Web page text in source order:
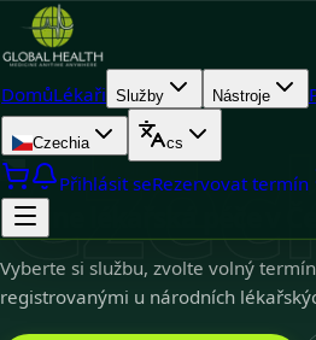
DomůLékaři Služby Nástroje
Czechia cs
Přihlásit seRezervovat termín
Czechia k dispozici
Online lékařská péče v
Vyberte si službu, zvolte volný
registrovanými u národních